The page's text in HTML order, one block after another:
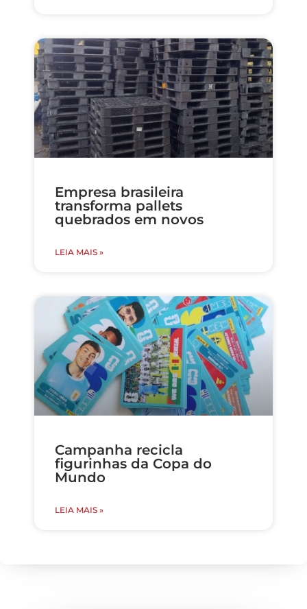
Empresa brasileira
transforma pallets
quebrados em novos
LEIA MAIS »
Campanha recicla
figurinhas da Copa do
Mundo
LEIA MAIS »